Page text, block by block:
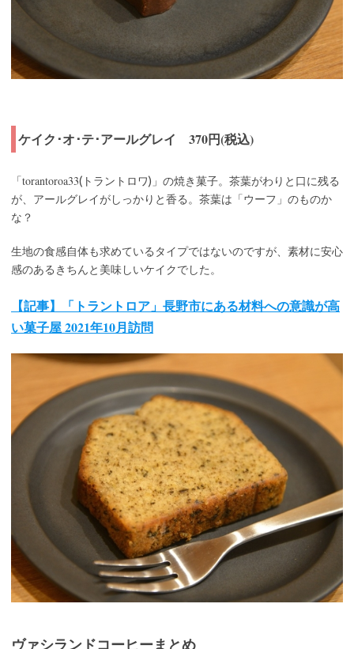
ケイク･オ･テ･アールグレイ 370円(税込)
「torantoroa33(トラントロワ)」の焼き菓子。茶葉がわりと口に残る
が、アールグレイがしっかりと香る。茶葉は「ウーフ」のものか
な？
生地の食感自体も求めているタイプではないのですが、素材に安心
感のあるきちんと美味しいケイクでした。
【記事】「トラントロア」長野市にある材料への意識が高
い菓子屋 2021年10月訪問
ヴァシランドコーヒーまとめ